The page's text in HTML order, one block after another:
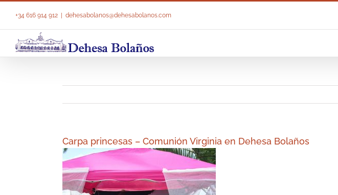
+34 616 914 912 dehesabolanos@dehesabolanos.com
Carpa princesas – Comunión Virginia en Dehesa Bolaños